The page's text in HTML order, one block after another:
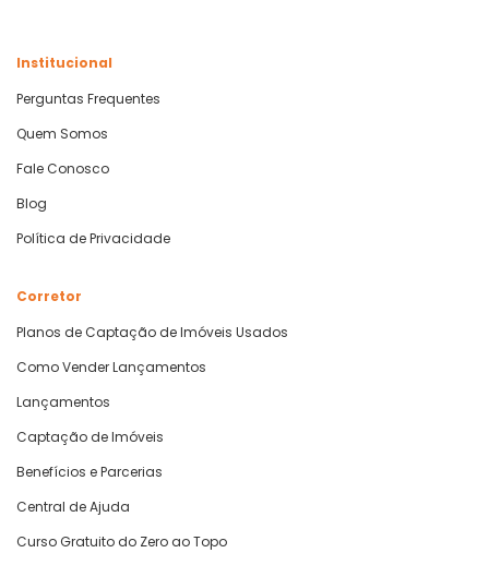
Institucional
Perguntas Frequentes
Quem Somos
Fale Conosco
Blog
Política de Privacidade
Corretor
Planos de Captação de Imóveis Usados
Como Vender Lançamentos
Lançamentos
Captação de Imóveis
Benefícios e Parcerias
Central de Ajuda
Curso Gratuito do Zero ao Topo